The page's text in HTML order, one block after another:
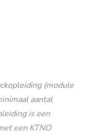
(module
aantal
is een
een KTNO